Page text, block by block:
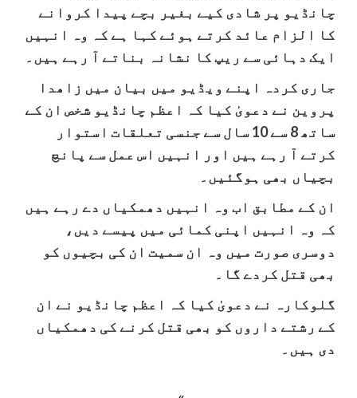
چانڈیو پر شادی کیے بغیر بچے پیدا کروانے
کا الزام عائد کرتے ہوئے کہا ہے کہ وہ انہیں
ایک دہائی سے ریپ کا نشانہ بناتے آ رہے ہیں۔
جاری کردہ اپنے ویڈیو میں بیان میں زاھدا
پروین نے دعویٰ کیا کہ اعظم چانڈیو شخص ان کے
ساتھ 8 سے 10 سال سے جنسی تعلقات استوار
کرتے آ رہے ہیں اور انہیں اس عمل سے پانچ
بچیاں بھی ہوگئیں۔
ان کے مطابق اب وہ انہیں دھمکیاں دے رہے ہیں
کہ وہ انہیں اپنی کمائی میں پیسے دیں،
دوسری صورت میں وہ ان سمیت ان کی بچیوں کو
بھی قتل کردے گا۔
گلوکارہ نے دعویٰ کیا کہ اعظم چانڈیو نے ان
کے رشتے داروں کو بھی قتل کرنے کی دھمکیاں
دی ہیں۔